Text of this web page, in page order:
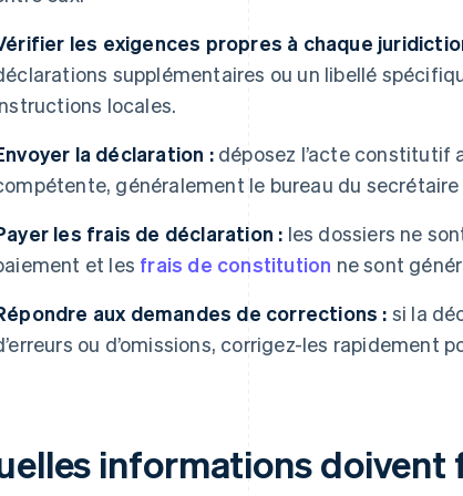
les exigences propres à chaque
supplémentaires ou un libellé
locales.
la déclaration :déposez l’acte constitutif
généralement le bureau du secrétaire
les frais de déclaration : les dossiers ne
et les frais de constitution ne sont
aux demandes de corrections : si la
ou d’omissions, corrigez-les rapidement
informations doivent